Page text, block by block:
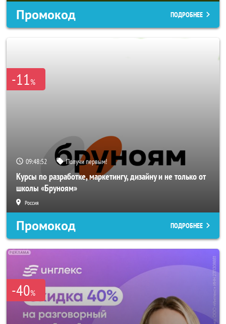
Промокод ПОДРОБНЕЕ
-11%
09:48:51 Получи первым!
Курсы по разработке, маркетингу, дизайну и не только от
школы «Бруноям»
Россия
Промокод ПОДРОБНЕЕ
-40%